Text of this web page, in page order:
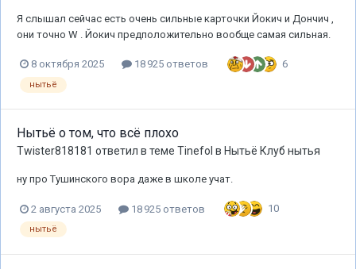
Я слышал сейчас есть очень сильные карточки Йокич и Дончич ,
они точно W . Йокич предположительно вообще самая сильная.
8 октября 2025 18 925 ответов 6
нытьё
Нытьё о том, что всё плохо
Twister818181 ответил в теме Tinefol в Нытьё Клуб нытья
ну про Тушинского вора даже в школе учат.
2 августа 2025 18 925 ответов 10
нытьё